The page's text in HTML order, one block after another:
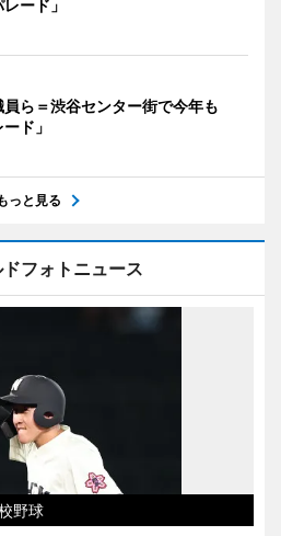
ード」
ら＝渋谷センター街で今年も
ド」
っと見る
ドフォトニュース
野球